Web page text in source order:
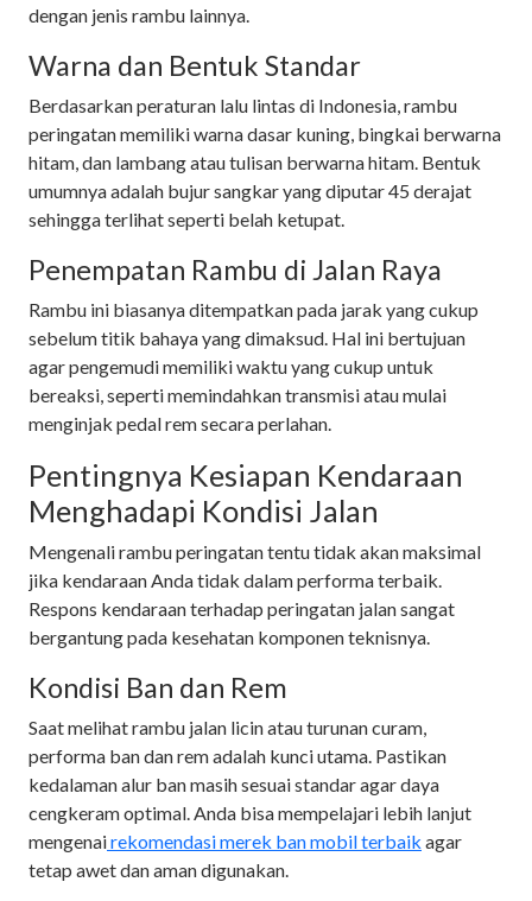
dengan jenis rambu lainnya.
Warna dan Bentuk Standar
Berdasarkan peraturan lalu lintas di Indonesia, rambu
peringatan memiliki warna dasar kuning, bingkai berwarna
hitam, dan lambang atau tulisan berwarna hitam. Bentuk
umumnya adalah bujur sangkar yang diputar 45 derajat
sehingga terlihat seperti belah ketupat.
Penempatan Rambu di Jalan Raya
Rambu ini biasanya ditempatkan pada jarak yang cukup
sebelum titik bahaya yang dimaksud. Hal ini bertujuan
agar pengemudi memiliki waktu yang cukup untuk
bereaksi, seperti memindahkan transmisi atau mulai
menginjak pedal rem secara perlahan.
Pentingnya Kesiapan Kendaraan
Menghadapi Kondisi Jalan
Mengenali rambu peringatan tentu tidak akan maksimal
jika kendaraan Anda tidak dalam performa terbaik.
Respons kendaraan terhadap peringatan jalan sangat
bergantung pada kesehatan komponen teknisnya.
Kondisi Ban dan Rem
Saat melihat rambu jalan licin atau turunan curam,
performa ban dan rem adalah kunci utama. Pastikan
kedalaman alur ban masih sesuai standar agar daya
cengkeram optimal. Anda bisa mempelajari lebih lanjut
mengenairekomendasi merek ban mobil terbaik agar
tetap awet dan aman digunakan.